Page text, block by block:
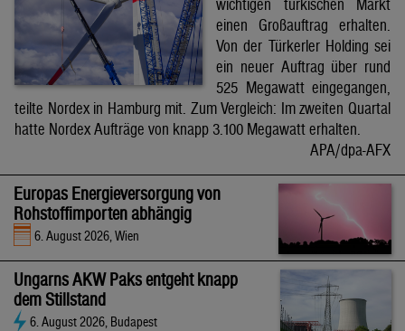
wichtigen türkischen Markt
einen Großauftrag erhalten.
Von der Türkerler Holding sei
ein neuer Auftrag über rund
525 Megawatt eingegangen,
teilte Nordex in Hamburg mit. Zum Vergleich: Im zweiten Quartal
hatte Nordex Aufträge von knapp 3.100 Megawatt erhalten.
APA/dpa-AFX
Europas Energieversorgung von
Rohstoffimporten abhängig
6. August 2026, Wien
Ungarns AKW Paks entgeht knapp
dem Stillstand
6. August 2026, Budapest